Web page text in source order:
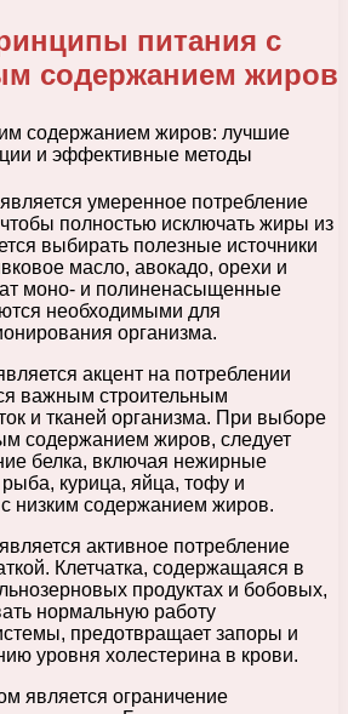
питания с
содержанием жиров
умеренное потребление
полностью исключать жиры из
выбирать полезные источники
масло, авокадо, орехи и
моно- и полиненасыщенные
необходимыми для
организма.
акцент на потреблении
важным строительным
и тканей организма. При выборе
содержанием жиров, следует
белка, включая нежирные
рыба, курица, яйца, тофу и
низким содержанием жиров.
активное потребление
Клетчатка, содержащаяся в
продуктах и бобовых,
нормальную работу
предотвращает запоры и
уровня холестерина в крови.
является ограничение